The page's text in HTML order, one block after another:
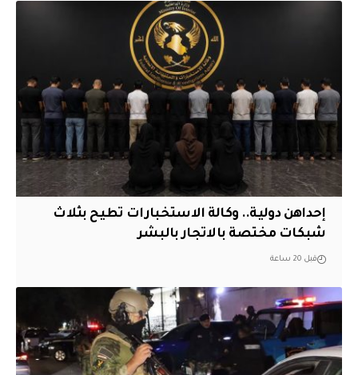
إحداهن دولية.. وكالة الاستخبارات تطيح بثلاث
شبكات مختصة بالاتجار بالبشر
قبل 20 ساعة